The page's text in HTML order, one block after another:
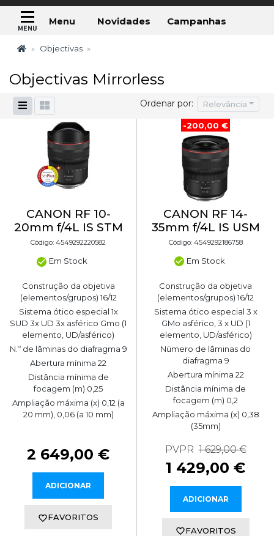
Menu Novidades Campanhas
Objectivas
Objectivas Mirrorless
Ordenar por: Relevância
CANON RF 10-
20mm f/4L IS STM
Código: 4549292220582
Em Stock
Construção da objetiva
(elementos/grupos) 16/12
Sistema ótico especial 1x
SUD 3x UD 3x asférico Gmo (1
elemento, UD/asférico)
N.º de lâminas do diafragma 9
Abertura mínima 22
Distância mínima de
focagem (m) 0,25
Ampliação máxima (x) 0,12 (a
20 mm), 0,06 (a 10 mm)
2 649,00 €
ADICIONAR
FAVORITOS
-200,00 €
CANON RF 14-
35mm f/4L IS USM
Código: 4549292186758
Em Stock
Construção da objetiva
(elementos/grupos) 16/12
Sistema ótico especial 3 x
GMo asférico, 3 x UD (1
elemento, UD/asférico)
Número de lâminas do
diafragma 9
Abertura mínima 22
Distância mínima de
focagem (m) 0,2
Ampliação máxima (x) 0,38
(35mm)
PVPR 1 629,00 €
1 429,00 €
ADICIONAR
FAVORITOS